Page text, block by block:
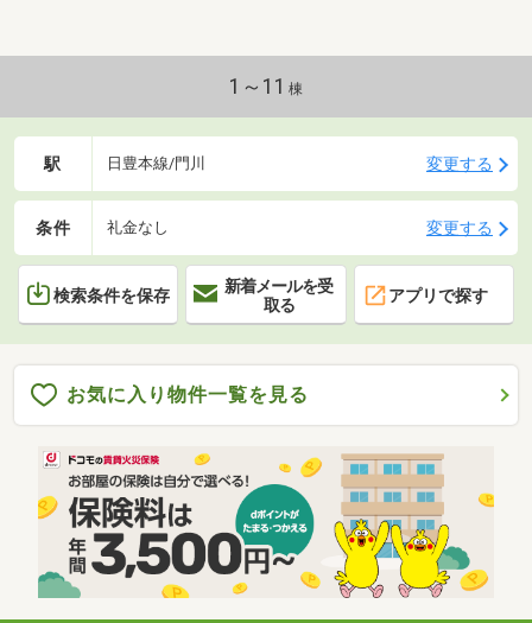
1～11 棟
駅 日豊本線/門川 変更する
条件 礼金なし 変更する
検索条件を保存
新着メールを受
取る
アプリで探す
お気に入り物件一覧を見る